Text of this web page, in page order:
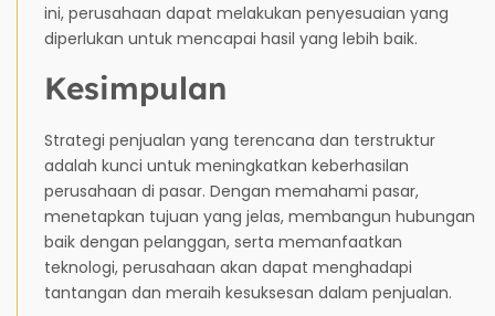
ini, perusahaan dapat melakukan penyesuaian yang
diperlukan untuk mencapai hasil yang lebih baik.
Kesimpulan
Strategi penjualan yang terencana dan terstruktur
adalah kunci untuk meningkatkan keberhasilan
perusahaan di pasar. Dengan memahami pasar,
menetapkan tujuan yang jelas, membangun hubungan
baik dengan pelanggan, serta memanfaatkan
teknologi, perusahaan akan dapat menghadapi
tantangan dan meraih kesuksesan dalam penjualan.